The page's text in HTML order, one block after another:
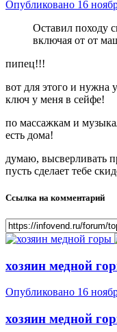
Опубликовано 16
Оставил походу
включая от от
пипец!!!
вот для этого и нужна
ключ у меня в сейфе!
по массажкам и
есть дома!
думаю, высверливать
пусть сделает тебе
Ссылка на комментарий
хозяин медной
Опубликовано 16
хозяин медной